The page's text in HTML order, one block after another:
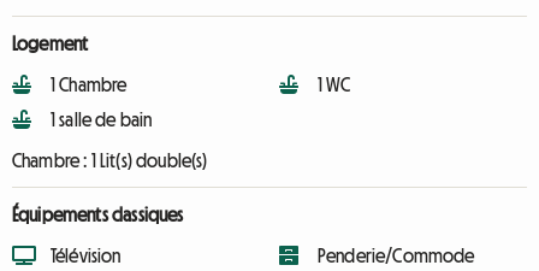
Logement
1 Chambre
1 salle de bain
1 WC
Chambre : 1 Lit(s) double(s)
Équipements classiques
Télévision Penderie/Commode